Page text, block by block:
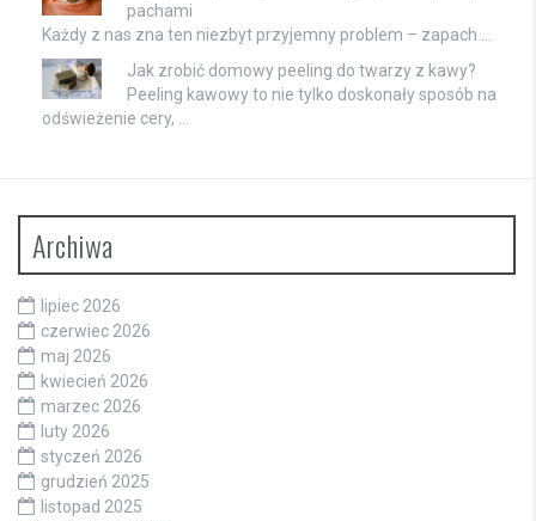
pachami
Każdy z nas zna ten niezbyt przyjemny problem – zapach …
Jak zrobić domowy peeling do twarzy z kawy?
Peeling kawowy to nie tylko doskonały sposób na
odświeżenie cery, …
Archiwa
lipiec 2026
czerwiec 2026
maj 2026
kwiecień 2026
marzec 2026
luty 2026
styczeń 2026
grudzień 2025
listopad 2025